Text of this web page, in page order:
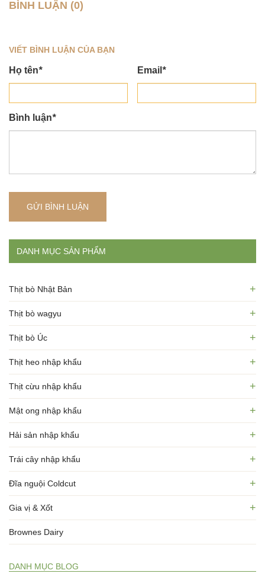
BÌNH LUẬN (0)
VIẾT BÌNH LUẬN CỦA BẠN
Họ tên* Email*
Bình luận*
GỬI BÌNH LUẬN
DANH MỤC SẢN PHẨM
Thịt bò Nhật Bản +
Thịt bò wagyu +
Thịt bò Úc +
Thịt heo nhập khẩu +
Thịt cừu nhập khẩu +
Mật ong nhập khẩu +
Hải sản nhập khẩu +
Trái cây nhập khẩu +
Đĩa nguội Coldcut +
Gia vị & Xốt +
Brownes Dairy
DANH MỤC BLOG